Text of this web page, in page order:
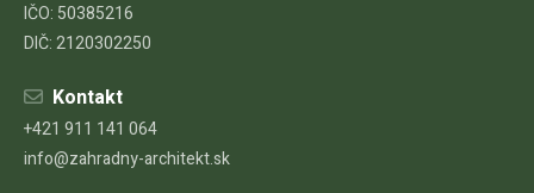
IČO: 50385216
DIČ: 2120302250
Kontakt
+421 911 141 064
info@zahradny-architekt.sk